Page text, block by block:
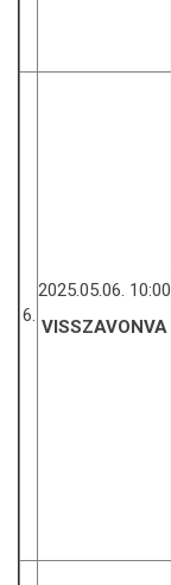
6.
2025.05.06. 10:00
VISSZAVONVA